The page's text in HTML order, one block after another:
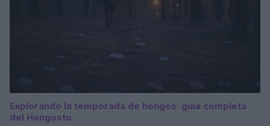
Explorando la temporada de hongos: guía completa
del Hongosto